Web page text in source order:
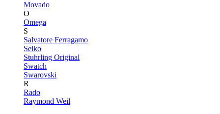
Movado
O
Omega
S
Salvatore Ferragamo
Seiko
Stuhrling Original
Swatch
Swarovski
R
Rado
Raymond Weil